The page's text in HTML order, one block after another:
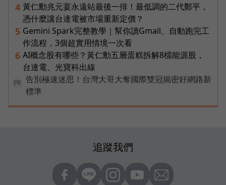
4 黃仁勳兆元宴永遠站最後一排！最低調的二代鄭平，
憑什麼讓台達電被市場重新定價？
5 Gemini Spark完整教學｜幫你讀Gmail、自動跑完工
作流程，3個超實用情境一次看
6 AI概念股有哪些？黃仁勳五層蛋糕拆解8檔能源股，
台達電、光寶科出線
PR
告別極速迷思！台灣大哥大奪國際雙冠揭密好網路新
標準
追蹤我們